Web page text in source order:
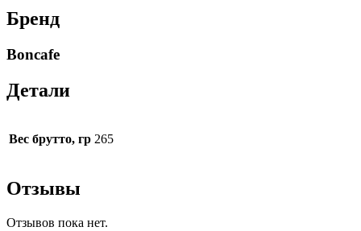
Бренд
Boncafe
Детали
Вес брутто, гр 265
Отзывы
Отзывов пока нет.